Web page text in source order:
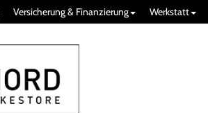
Versicherung & Finanzierung Werkstatt